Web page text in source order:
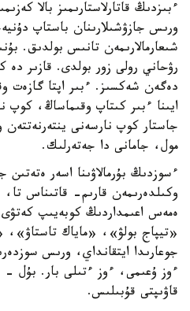
ءبىزدىڭ قاتارلاستارىمىز بالا
ورىس جازۋشىلارىنان باستاپ
شىعارمالارىمەن تانىس بولدىق.
رۋحاني رولى زور بولدى. قازىر دە
دەگەن شەكسىز. ءبىر اپتا گازەت
ايىنا ءبىر كىتاپ وقىماساڭ،
جاستار كوپ نارسەنى
مول، جامانى دا جەتەرلىك.
ءسوزدىڭ بۇرمالاۋىنا اسەر
وكىلدەرىمەن قارىم- قاتىناس
ەمەس اعىمداردىڭ كوبەيىپ
«تيپاج بولۋ»، «ماياك
جوعارىدا ايتقانداي، ورىس
ءوز ۇعىمى، ءوز ءتىلى بار. بۇل -
قاۋىپتى قۇبىلىس.